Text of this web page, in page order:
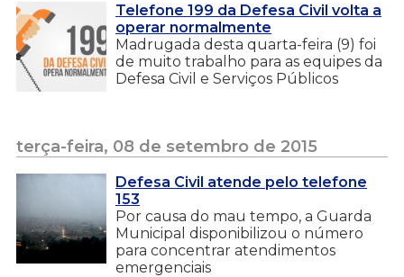
Telefone 199 da Defesa Civil volta a
operar normalmente
Madrugada desta quarta-feira (9) foi
de muito trabalho para as equipes da
Defesa Civil e Serviços Públicos
terça-feira, 08 de setembro de 2015
Defesa Civil atende pelo telefone
153
Por causa do mau tempo, a Guarda
Municipal disponibilizou o número
para concentrar atendimentos
emergenciais